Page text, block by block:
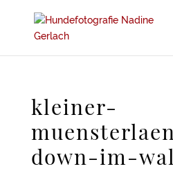
kleiner-
down-im-